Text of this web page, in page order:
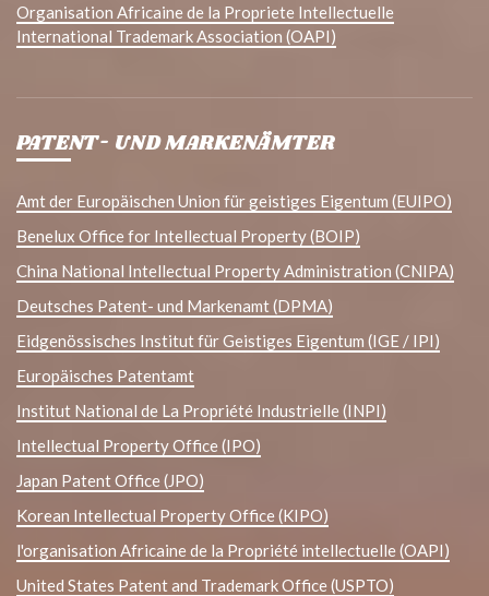
Organisation Africaine de la Propriete Intellectuelle
International Trademark Association (OAPI)
PATENT- UND MARKENÄMTER
Amt der Europäischen Union für geistiges Eigentum (EUIPO)
Benelux Office for Intellectual Property (BOIP)
China National Intellectual Property Administration (CNIPA)
Deutsches Patent- und Markenamt (DPMA)
Eidgenössisches Institut für Geistiges Eigentum (IGE / IPI)
Europäisches Patentamt
Institut National de La Propriété Industrielle (INPI)
Intellectual Property Office (IPO)
Japan Patent Office (JPO)
Korean Intellectual Property Office (KIPO)
l'organisation Africaine de la Propriété intellectuelle (OAPI)
United States Patent and Trademark Office (USPTO)